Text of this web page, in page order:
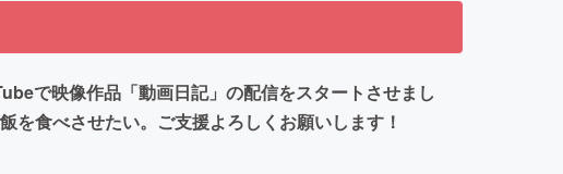
で映像作品「動画日記」の配信をスタートさせまし
食べさせたい。ご支援よろしくお願いします！